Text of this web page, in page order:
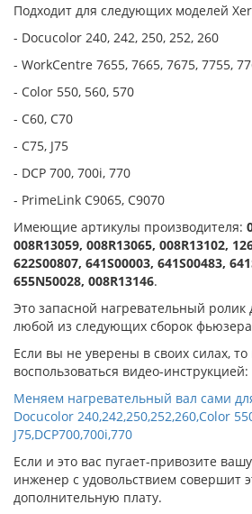
Подходит для следующих моделей
- Docucolor 240, 242, 250, 252, 260
- WorkCentre 7655, 7665, 7675, 7755,
- Color 550, 560, 570
- C60, C70
- C75, J75
- DCP 700, 700i, 770
- PrimeLink C9065, C9070
Имеющие артикулы производителя:
008R13059, 008R13065, 008R13102,
622S00807, 641S00003, 641S00483,
655N50028, 008R13146.
Это запасной нагревательный ролик
любой из следующих сборок
Если вы не уверены в своих силах,
воспользоваться видео-инструкцией:
Меняем нагревательный вал сами
Docucolor 240,242,250,252,260,Color
J75,DCP700,700i,770
Если и это вас пугает-привозите
инженер с удовольствием совершит
дополнительную плату.